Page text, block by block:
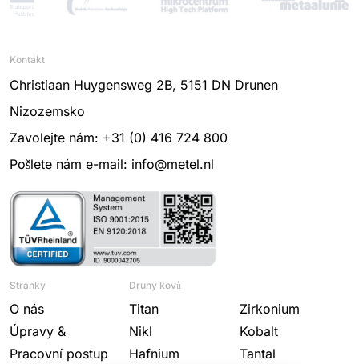
Kontakt
Christiaan Huygensweg 2B, 5151 DN Drunen
Nizozemsko
Zavolejte nám: +31 (0) 416 724 800
Pošlete nám e-mail: info@metel.nl
Stránky
O nás
Úpravy &
Pracovní postup
Druhy kovů
Titan
Zirkonium
Nikl
Kobalt
Hafnium
Tantal